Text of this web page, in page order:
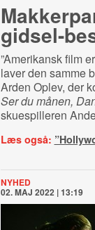
gid­sel-​
”Amerikansk film
laver den samme
Arden Oplev, der
Ser du månen,
skuespilleren
Læs også:
NYHED
02. MAJ 2022 | 13:19